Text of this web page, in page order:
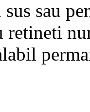
sau
retineti